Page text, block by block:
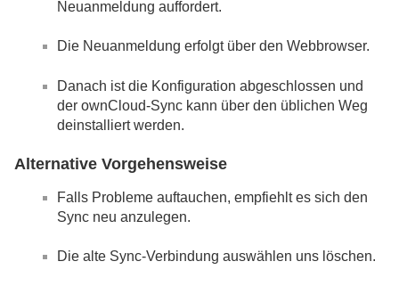
Neuanmeldung auffordert.
Die Neuanmeldung erfolgt über den Webbrowser.
Danach ist die Konfiguration abgeschlossen und
der ownCloud-Sync kann über den üblichen Weg
deinstalliert werden.
Alternative Vorgehensweise
Falls Probleme auftauchen, empfiehlt es sich den
Sync neu anzulegen.
Die alte Sync-Verbindung auswählen uns löschen.